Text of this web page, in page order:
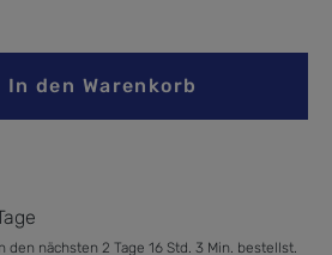
gewünschten Wert ein
In den Warenkorb
den nächsten 2 Tage 16 Std. 3 Min. bestellst.